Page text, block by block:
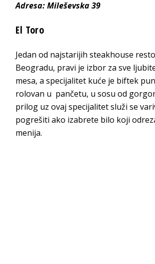
Adresa: Mileševska 39
El Toro
Jedan od najstarijih steakhouse
Beogradu, pravi je izbor za sve
mesa, a specijalitet kuće je biftek
rolovan u pančetu, u sosu od
prilog uz ovaj specijalitet služi se
pogrešiti ako izabrete bilo koji
menija.